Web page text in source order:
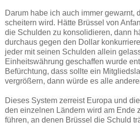
Darum habe ich auch immer gewarnt,
scheitern wird. Hätte Brüssel von
die Schulden zu konsolidieren, dann
durchaus gegen den Dollar
jeder mit seinen Schulden allein
Einheitswährung geschaffen wurde
Befürchtung, dass sollte ein
vergrößern, dann würde es alle
Dieses System zerreist Europa und
den einzelnen Ländern wird am Ende
führen, an denen Brüssel die Schuld